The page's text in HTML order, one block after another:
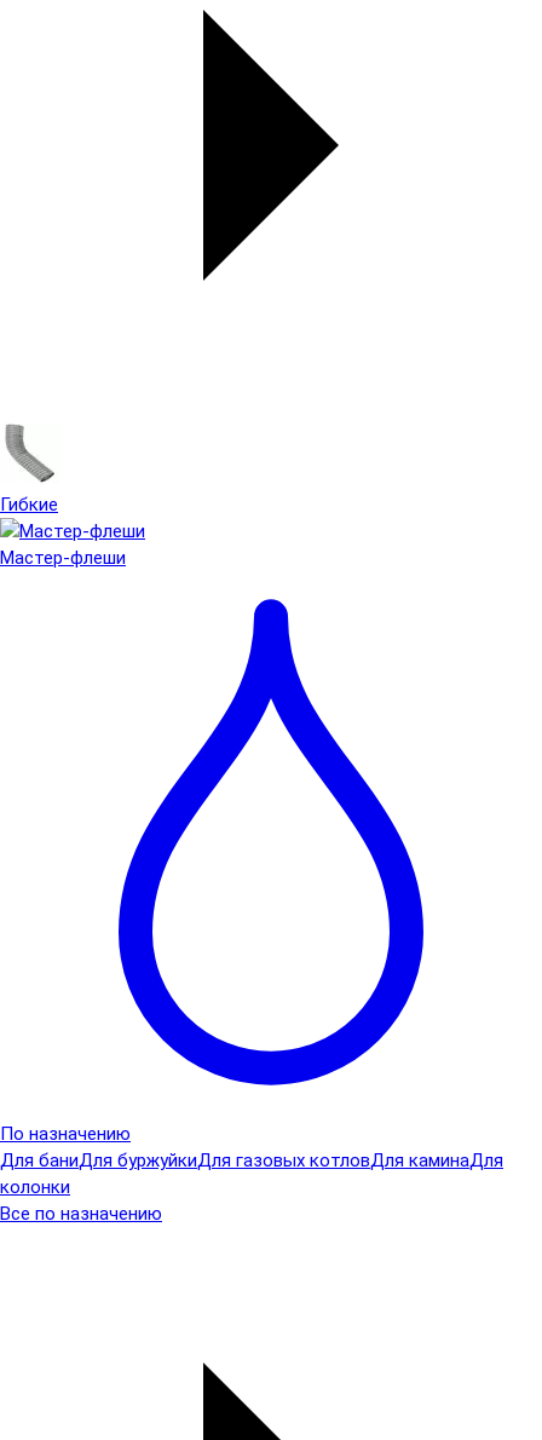
Гибкие
Мастер-флеши
По назначению
Для баниДля буржуйкиДля газовых котловДля каминаДля
колонки
Все по назначению